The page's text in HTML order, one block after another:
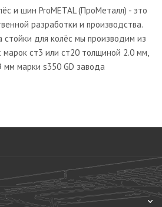
и шин ProMETAL (ПроМеталл) - это
разработки и производства.
стойки для колёс мы производим из
марок ст3 или ст20 толщиной 2.0 мм,
мм марки s350 GD завода